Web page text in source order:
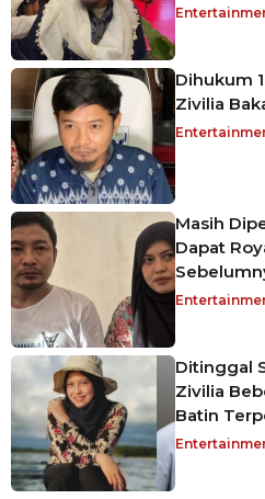
Dihukum
Zivilia
Masih
Dapat
Ditinggal
Zivilia
Batin